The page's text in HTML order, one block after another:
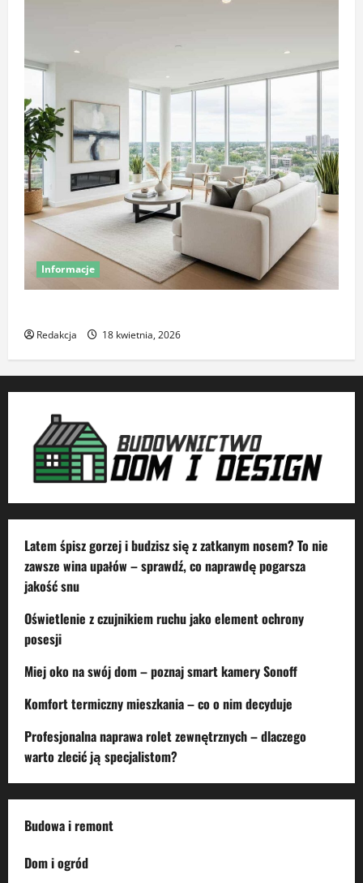
Informacje
Redakcja 18 kwietnia, 2026
Latem śpisz gorzej i budzisz się z zatkanym nosem? To nie
zawsze wina upałów – sprawdź, co naprawdę pogarsza
jakość snu
Oświetlenie z czujnikiem ruchu jako element ochrony
posesji
Miej oko na swój dom – poznaj smart kamery Sonoff
Komfort termiczny mieszkania – co o nim decyduje
Profesjonalna naprawa rolet zewnętrznych – dlaczego
warto zlecić ją specjalistom?
Budowa i remont
Dom i ogród